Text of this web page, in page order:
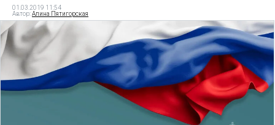
01.03.2019 11:54
Автор:Алина Пятигорская